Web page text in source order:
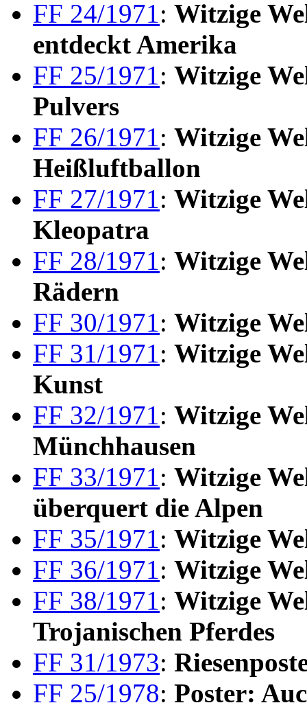
FF 24/1971: Witzige
entdeckt Amerika
FF 25/1971: Witzige
Pulvers
FF 26/1971: Witzige
Heißluftballon
FF 27/1971: Witzige
Kleopatra
FF 28/1971: Witzige
Rädern
FF 30/1971: Witzige
FF 31/1971: Witzige
Kunst
FF 32/1971: Witzige
Münchhausen
FF 33/1971: Witzige
überquert die Alpen
FF 35/1971: Witzige
FF 36/1971: Witzige
FF 38/1971: Witzige
Trojanischen Pferdes
FF 31/1973:
FF 25/1978: Poster: